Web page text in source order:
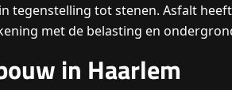
tegenstelling tot stenen. Asfalt
met de belasting en
in Haarlem